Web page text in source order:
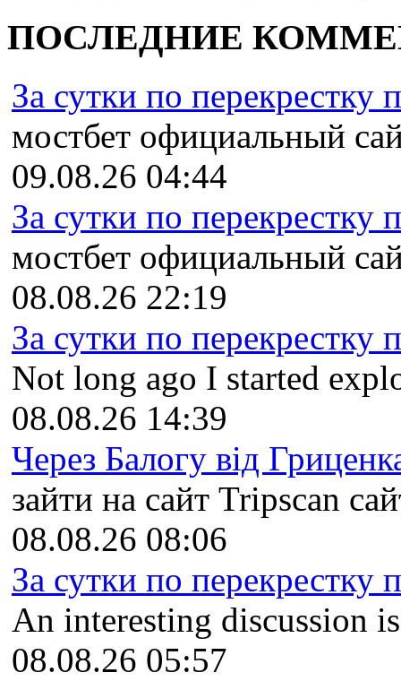
ПОСЛЕДНИЕ
За сутки по перекрестку
мостбет официальный
09.08.26 04:44
За сутки по перекрестку
мостбет официальный
08.08.26 22:19
За сутки по перекрестку
Not long ago I started
08.08.26 14:39
Через Балогу від
зайти на сайт Tripscan
08.08.26 08:06
За сутки по перекрестку
An interesting discussion
08.08.26 05:57